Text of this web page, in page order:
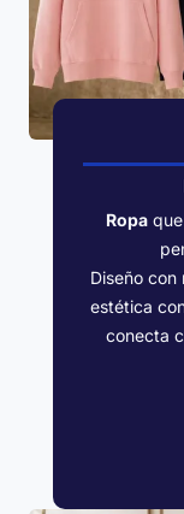
Ropaque
Diseño
estética
conecta